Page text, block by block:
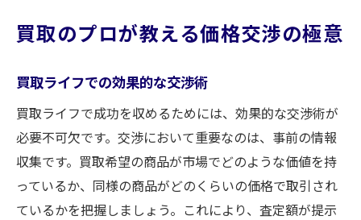
買取のプロが教える価格交渉の極意
買取ライフでの効果的な交渉術
買取ライフで成功を収めるためには、効果的な交渉術が
必要不可欠です。交渉において重要なのは、事前の情報
収集です。買取希望の商品が市場でどのような価値を持
っているか、同様の商品がどのくらいの価格で取引され
ているかを把握しましょう。これにより、査定額が提示